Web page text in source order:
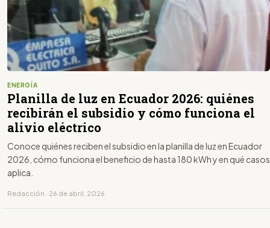
ENERGÍA
Planilla de luz en Ecuador 2026: quiénes
recibirán el subsidio y cómo funciona el
alivio eléctrico
Conoce quiénes reciben el subsidio en la planilla de luz en Ecuador
2026, cómo funciona el beneficio de hasta 180 kWh y en qué casos
aplica.
Redacción · 26 de abril, 2026